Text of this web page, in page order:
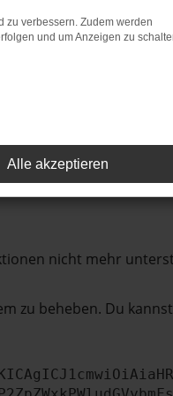
in einem anderen
nicht mehr
zu beheben. Du
zu verbessern. Zudem werden
und um Anzeigen zu
Alle akzeptieren